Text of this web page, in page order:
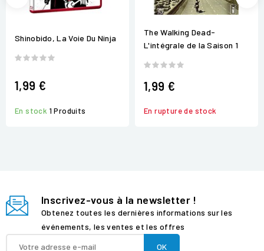
Shinobido, La Voie Du Ninja
1,99 €
En stock 1 Produits
The Walking Dead-
L'intégrale de la Saison 1
1,99 €
En rupture de stock
Inscrivez-vous à la newsletter !
Obtenez toutes les dernières informations sur les
événements, les ventes et les offres